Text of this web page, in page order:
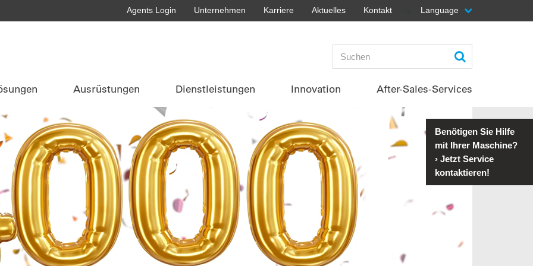
Agents Login Unternehmen Karriere Aktuelles Kontakt Language
Ausrüstungen Dienstleistungen Innovation After-Sales-Services
Benötigen Sie Hilfe
mit Ihrer Maschine?
› Jetzt Service
kontaktieren!